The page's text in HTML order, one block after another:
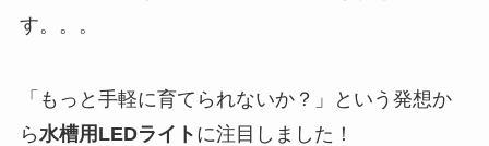
す。。。
「もっと手軽に育てられないか？」という発想か
ら 水槽用LEDライト に注目しました！